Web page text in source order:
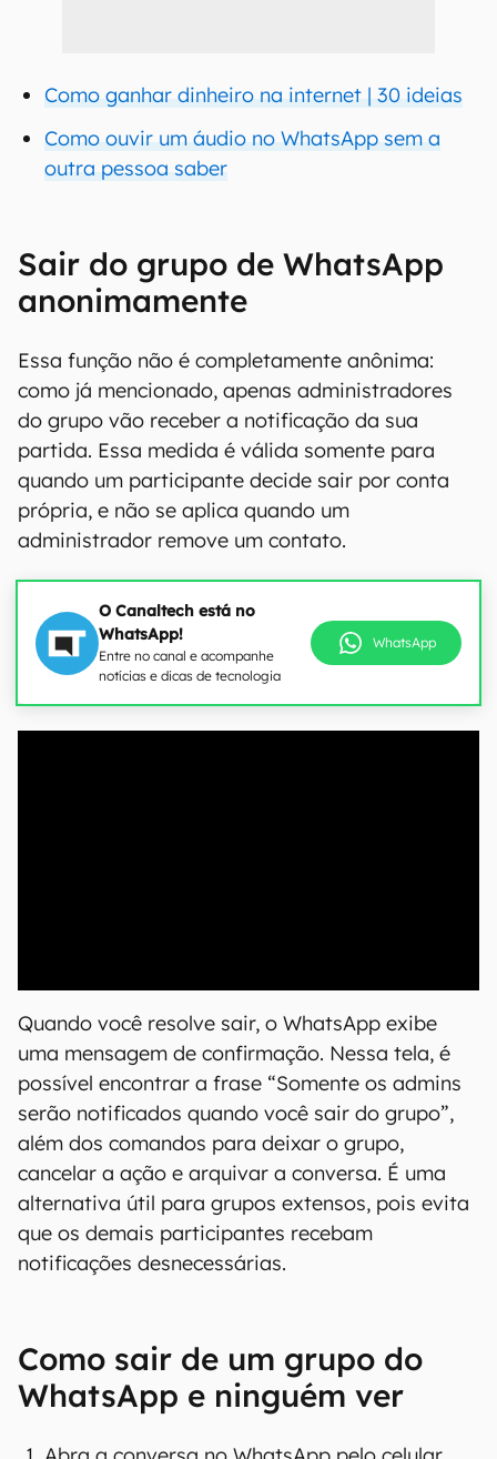
Como ganhar dinheiro na internet | 30 ideias
Como ouvir um áudio no WhatsApp sem a
outra pessoa saber
Sair do grupo de WhatsApp
anonimamente
Essa função não é completamente anônima:
como já mencionado, apenas administradores
do grupo vão receber a notificação da sua
partida. Essa medida é válida somente para
quando um participante decide sair por conta
própria, e não se aplica quando um
administrador remove um contato.
O Canaltech está no
WhatsApp!
Entre no canal e acompanhe
notícias e dicas de tecnologia
WhatsApp
Quando você resolve sair, o WhatsApp exibe
uma mensagem de confirmação. Nessa tela, é
possível encontrar a frase “Somente os admins
serão notificados quando você sair do grupo”,
além dos comandos para deixar o grupo,
cancelar a ação e arquivar a conversa. É uma
alternativa útil para grupos extensos, pois evita
que os demais participantes recebam
notificações desnecessárias.
Como sair de um grupo do
WhatsApp e ninguém ver